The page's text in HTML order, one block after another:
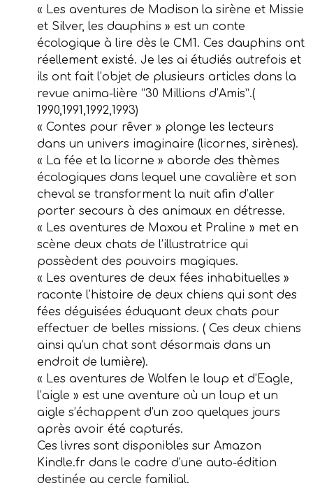
« Les aventures de Madison la sirène et Missie
et Silver, les dauphins » est un conte
écologique à lire dès le CM1. Ces dauphins ont
réellement existé. Je les ai étudiés autrefois et
ils ont fait l’objet de plusieurs articles dans la
revue anima-lière “30 Millions d’Amis”.(
1990,1991,1992,1993)
« Contes pour rêver » plonge les lecteurs
dans un univers imaginaire (licornes, sirènes).
« La fée et la licorne » aborde des thèmes
écologiques dans lequel une cavalière et son
cheval se transforment la nuit afin d’aller
porter secours à des animaux en détresse.
« Les aventures de Maxou et Praline » met en
scène deux chats de l’illustratrice qui
possèdent des pouvoirs magiques.
« Les aventures de deux fées inhabituelles »
raconte l’histoire de deux chiens qui sont des
fées déguisées éduquant deux chats pour
effectuer de belles missions. ( Ces deux chiens
ainsi qu’un chat sont désormais dans un
endroit de lumière).
« Les aventures de Wolfen le loup et d’Eagle,
l’aigle » est une aventure où un loup et un
aigle s’échappent d’un zoo quelques jours
après avoir été capturés.
Ces livres sont disponibles sur Amazon
Kindle.fr dans le cadre d’une auto-édition
destinée au cercle familial.